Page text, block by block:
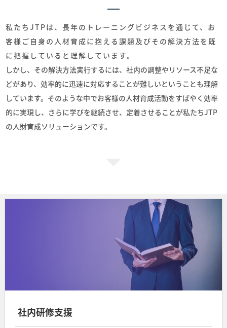
私たちJTPは、長年のトレーニングビジネスを通じて、お
客様ご自身の人材育成に抱える課題及びその解決方法を既
に把握していると理解しています。
しかし、その解決方法実行するには、社内の調整やリソース不足な
どがあり、効率的に迅速に対応することが難しいということも理解
しています。そのような中でお客様の人材育成活動をすばやく効率
的に実現し、さらに学びを継続させ、定着させることが私たちJTP
の人財育成ソリューションです。
社内研修支援